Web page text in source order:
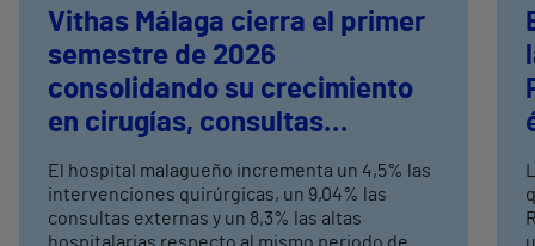
Vithas Málaga cierra el primer
semestre de 2026
consolidando su crecimiento
en cirugías, consultas
El hospital malagueño incrementa un 4,5% las
intervenciones quirúrgicas, un 9,04% las
consultas externas y un 8,3% las altas
hospitalarias respecto al mismo periodo de